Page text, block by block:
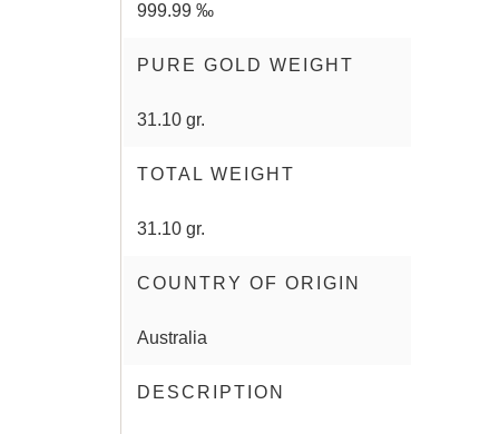
999.99 ‰
PURE GOLD WEIGHT
31.10 gr.
TOTAL WEIGHT
31.10 gr.
COUNTRY OF ORIGIN
Australia
DESCRIPTION